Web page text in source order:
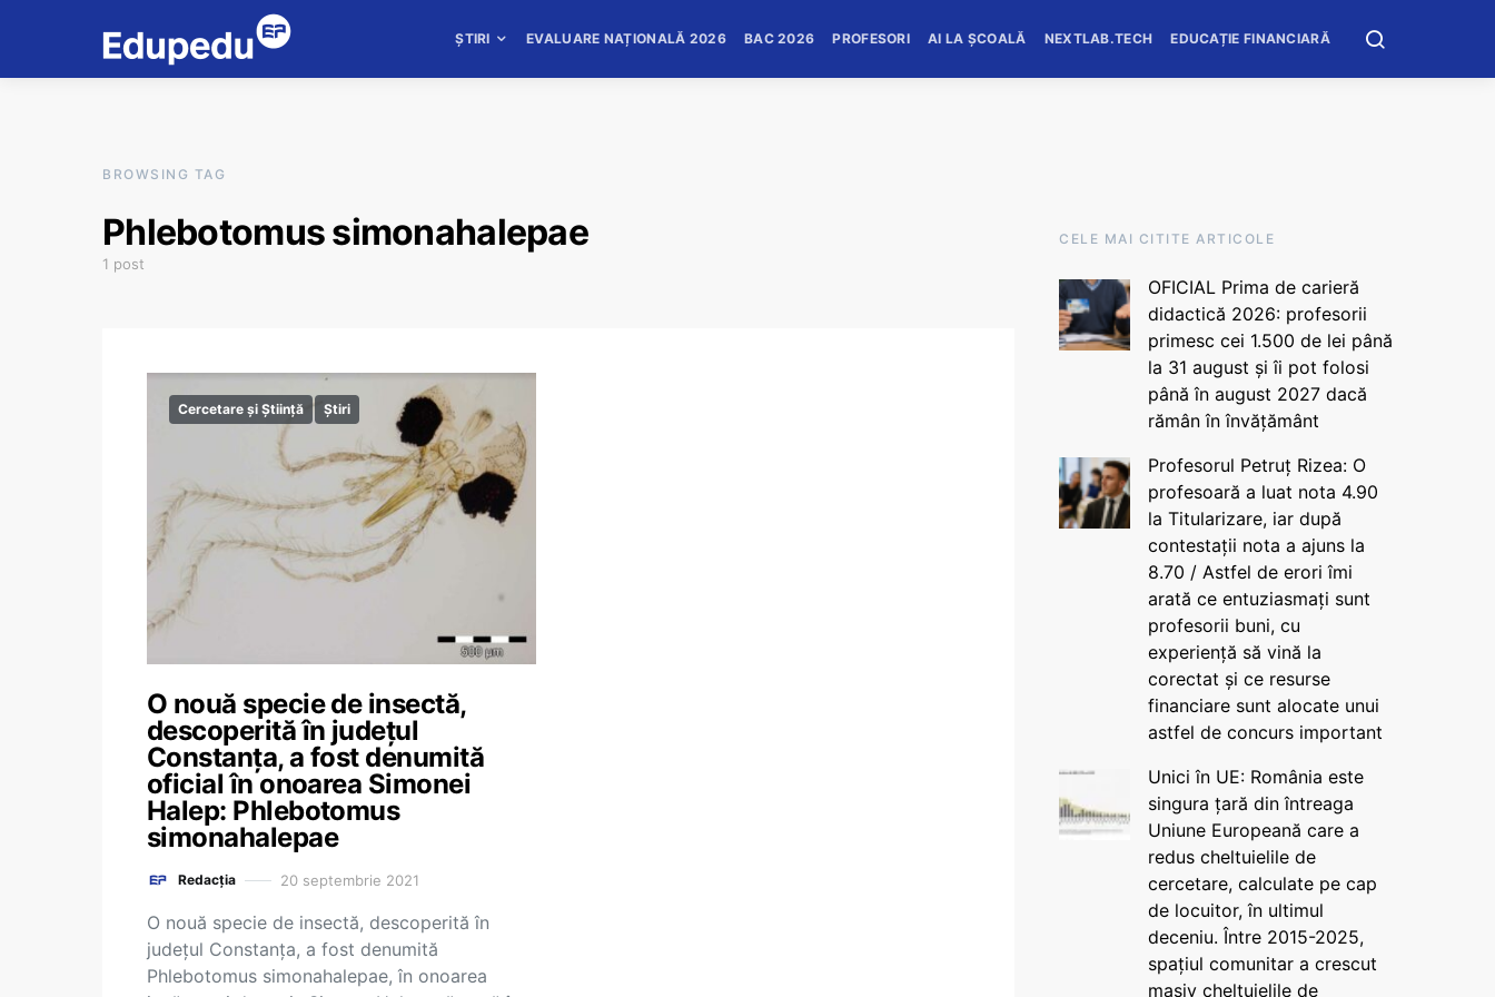
ȘTIRI EVALUARE NAȚIONALĂ 2026 BAC 2026 PROFESORI AI LA ȘCOALĂ NEXTLAB.TECH EDUCAȚIE FINANCIARĂ
BROWSING TAG
Phlebotomus simonahalepae
1 post
Cercetare și Știință Știri
O nouă specie de insectă,
descoperită în județul
Constanța, a fost denumită
oficial în onoarea Simonei
Halep: Phlebotomus
simonahalepae
Redacția 20 septembrie 2021
O nouă specie de insectă, descoperită în
județul Constanța, a fost denumită
Phlebotomus simonahalepae, în onoarea
CELE MAI CITITE ARTICOLE
OFICIAL Prima de carieră
didactică 2026: profesorii
primesc cei 1.500 de lei până
la 31 august și îi pot folosi
până în august 2027 dacă
rămân în învățământ
Profesorul Petruț Rizea: O
profesoară a luat nota 4.90
la Titularizare, iar după
contestații nota a ajuns la
8.70 / Astfel de erori îmi
arată ce entuziasmați sunt
profesorii buni, cu
experiență să vină la
corectat și ce resurse
financiare sunt alocate unui
astfel de concurs important
Unici în UE: România este
singura țară din întreaga
Uniune Europeană care a
redus cheltuielile de
cercetare, calculate pe cap
de locuitor, în ultimul
deceniu. Între 2015-2025,
spațiul comunitar a crescut
masiv cheltuielile de